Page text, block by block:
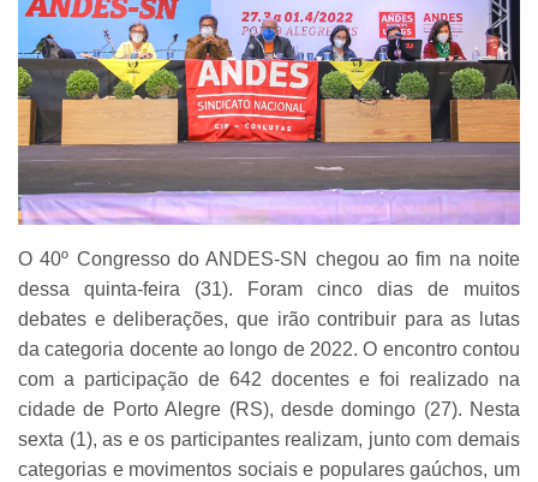
O 40º Congresso do ANDES-SN chegou ao fim na noite
dessa quinta-feira (31). Foram cinco dias de muitos
debates e deliberações, que irão contribuir para as lutas
da categoria docente ao longo de 2022. O encontro contou
com a participação de 642 docentes e foi realizado na
cidade de Porto Alegre (RS), desde domingo (27). Nesta
sexta (1), as e os participantes realizam, junto com demais
categorias e movimentos sociais e populares gaúchos, um